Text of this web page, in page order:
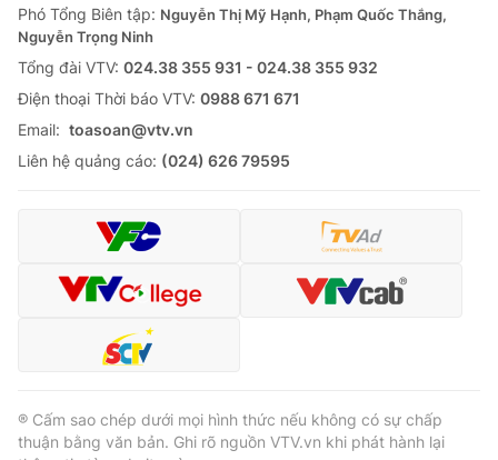
Thị trường
Tư vấn
Lịch phát sóng
Chuyên mục khác
Emagazine Podcast
Video Shorts video
VTV Money
VTV Sức khoẻ Bất động sản
Phó Tổng Biên tập: Nguyễn Thị Mỹ Hạnh, Phạm Quốc Thắng,
Nguyễn Trọng Ninh
Tổng đài VTV: 024.38 355 931 - 024.38 355 932
Ðiện thoại Thời báo VTV: 0988 671 671
Email: toasoan@vtv.vn
Liên hệ quảng cáo: (024) 626 79595
® Cấm sao chép dưới mọi hình thức nếu không có sự chấp
thuận bằng văn bản. Ghi rõ nguồn VTV.vn khi phát hành lại